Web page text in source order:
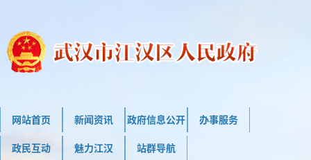
网站首页 新闻资讯 政府信息公开 办事服务
政民互动 魅力江汉 站群导航